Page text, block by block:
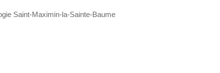
Saint-Maximin-la-Sainte-Baume